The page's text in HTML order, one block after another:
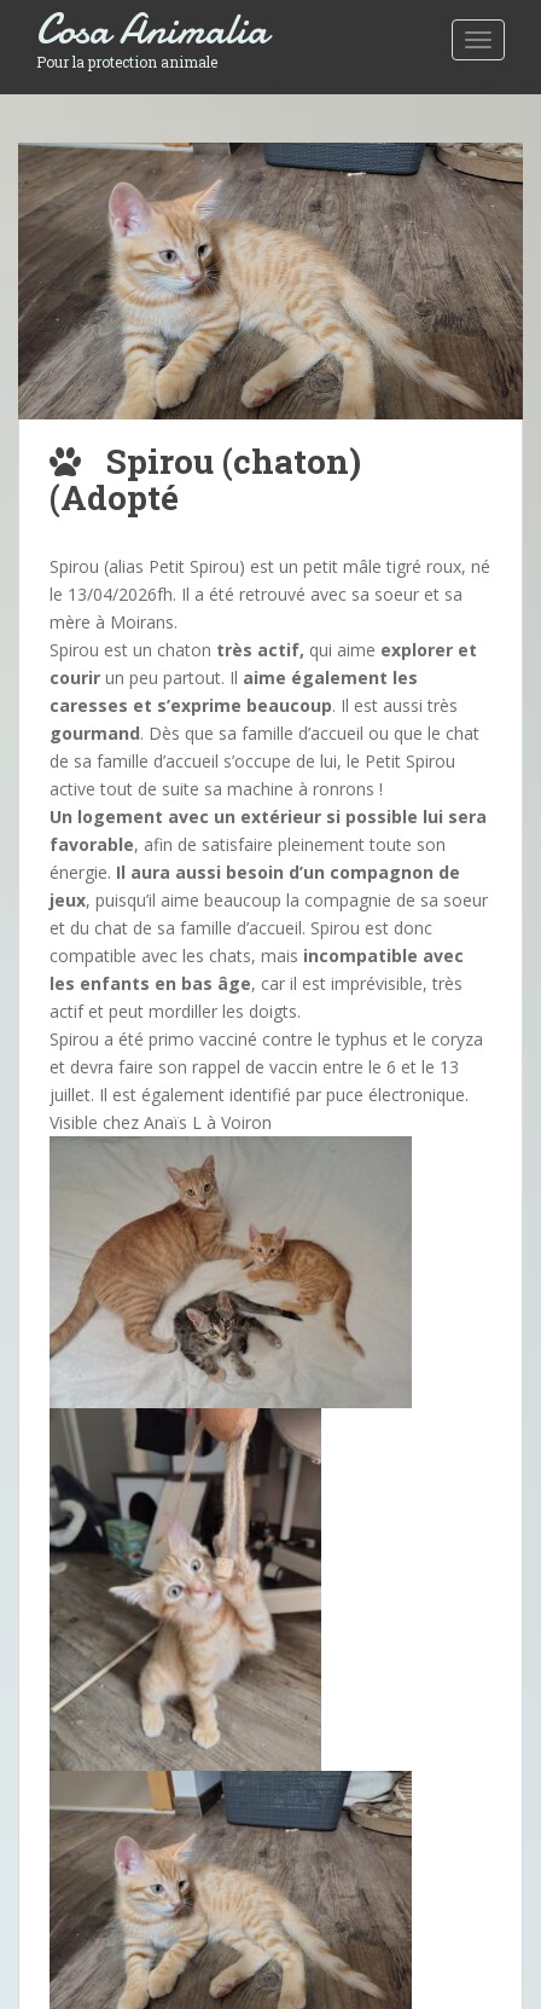
Toggle
Cosa Animalia
Pour la protection animale
Spirou (chaton)
(Adopté
Spirou (alias Petit Spirou) est un petit mâle tigré roux, né
le 13/04/2026fh. Il a été retrouvé avec sa soeur et sa
mère à Moirans.
Spirou est un chaton très actif, qui aime explorer et
courir un peu partout. Il aime également les
caresses et s’exprime beaucoup. Il est aussi très
gourmand. Dès que sa famille d’accueil ou que le chat
de sa famille d’accueil s’occupe de lui, le Petit Spirou
active tout de suite sa machine à ronrons !
Un logement avec un extérieur si possible lui sera
favorable, afin de satisfaire pleinement toute son
énergie. Il aura aussi besoin d’un compagnon de
jeux, puisqu’il aime beaucoup la compagnie de sa soeur
et du chat de sa famille d’accueil. Spirou est donc
compatible avec les chats, mais incompatible avec
les enfants en bas âge, car il est imprévisible, très
actif et peut mordiller les doigts.
Spirou a été primo vacciné contre le typhus et le coryza
et devra faire son rappel de vaccin entre le 6 et le 13
juillet. Il est également identifié par puce électronique.
Visible chez Anaïs L à Voiron